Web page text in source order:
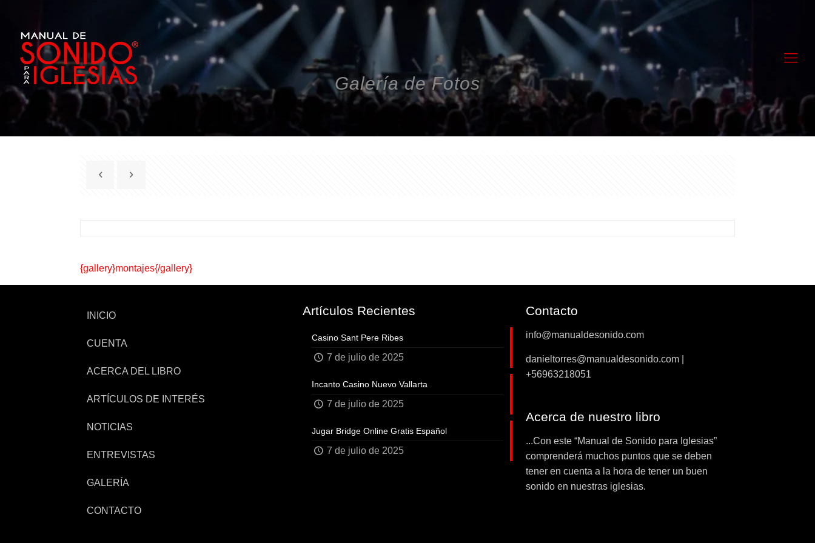
Galería de Fotos
{gallery}montajes{/gallery}
INICIO
CUENTA
ACERCA DEL LIBRO
ARTÍCULOS DE INTERÉS
NOTICIAS
ENTREVISTAS
GALERÍA
CONTACTO
Artículos Recientes
Casino Sant Pere Ribes
7 de julio de 2025
Incanto Casino Nuevo Vallarta
7 de julio de 2025
Jugar Bridge Online Gratis Español
7 de julio de 2025
Contacto
info@manualdesonido.com
danieltorres@manualdesonido.com |
+56963218051
Acerca de nuestro libro
...Con este “Manual de Sonido para Iglesias”
comprenderá muchos puntos que se deben
tener en cuenta a la hora de tener un buen
sonido en nuestras iglesias.